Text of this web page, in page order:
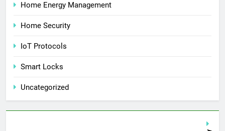
Home Energy Management
Home Security
IoT Protocols
Smart Locks
Uncategorized